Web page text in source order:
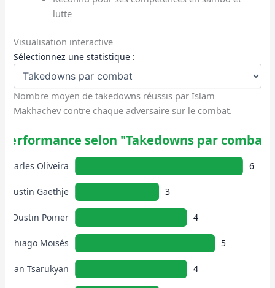
lutte
Visualisation interactive
Sélectionnez une statistique :
Nombre moyen de takedowns réussis par Islam
Makhachev contre chaque adversaire sur le combat.
Performance selon "Takedowns par combat"
Charles Oliveira
Justin Gaethje
Dustin Poirier
Thiago Moisés
Tsarukyan
6
3
4
5
4